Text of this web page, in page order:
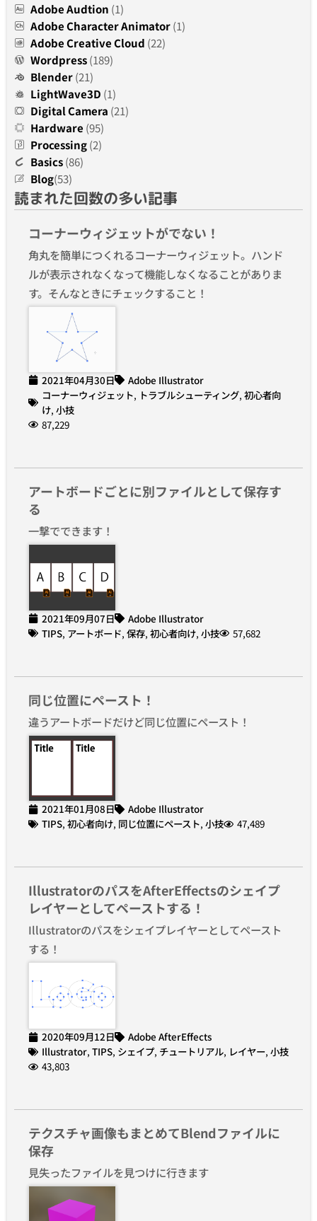
Adobe Audtion (1)
Adobe Character Animator(1)
Adobe Creative Cloud (22)
Wordpress(189)
Blender(21)
LightWave3D (1)
Digital Camera (21)
Hardware (95)
Processing(2)
Basics(86)
Blog(53)
読まれた回数の多い記事
コーナーウィジェットがでない！
角丸を簡単につくれるコーナーウィジェット。ハンド
ルが表示されなくなって機能しなくなることがありま
す。そんなときにチェックすること！
2021年04月30日
Adobe Illustrator
コーナーウィジェット, トラブルシューティング, 初心者向
け, 小技
87,229
アートボードごとに別ファイルとして保存す
る
一撃でできます！
2021年09月07日
Adobe Illustrator
TIPS, アートボード, 保存, 初心者向け, 小技 57,682
同じ位置にペースト！
違うアートボードだけど同じ位置にペースト！
2021年01月08日
Adobe Illustrator
TIPS, 初心者向け, 同じ位置にペースト, 小技 47,489
IllustratorのパスをAfterEffectsのシェイプ
レイヤーとしてペーストする！
Illustratorのパスをシェイプレイヤーとしてペースト
する！
2020年09月12日
Adobe AfterEffects
Illustrator, TIPS, シェイプ, チュートリアル, レイヤー, 小技
43,803
テクスチャ画像もまとめてBlendファイルに
保存
見失ったファイルを見つけに行きます